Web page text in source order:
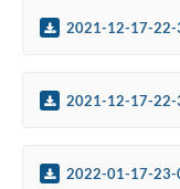
2021-12-17-22-
2021-12-17-22-
2022-01-17-23-